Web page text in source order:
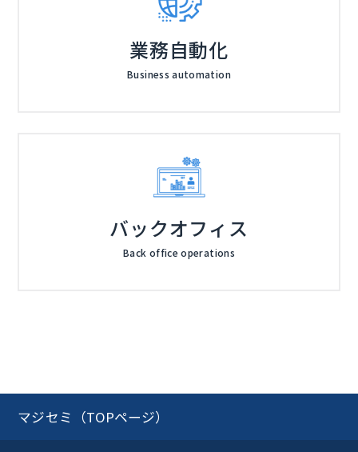
業務自動化
Business automation
バックオフィス
Back office operations
マジセミ（TOPページ）